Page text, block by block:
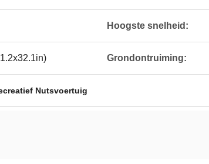
Hoogste snelheid:
Grondontruiming:
Nutsvoertuig